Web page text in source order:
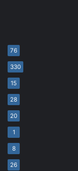
76
330
15
28
20
1
8
26